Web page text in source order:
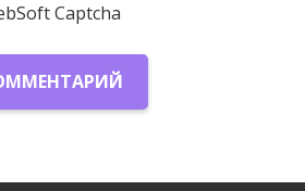
Captcha